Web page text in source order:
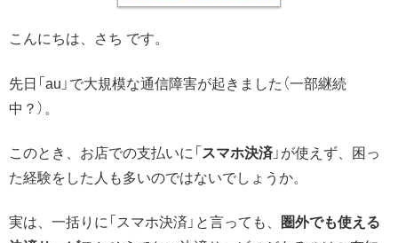
こんにちは、さち です。
先日「au」で大規模な通信障害が起きました（一部継続
中？）。
このとき、お店での支払いに「 スマホ決済 」が使えず、困っ
た経験をした人も多いのではないでしょうか。
実は、一括りに「スマホ決済」と言っても、
圏外でも使える